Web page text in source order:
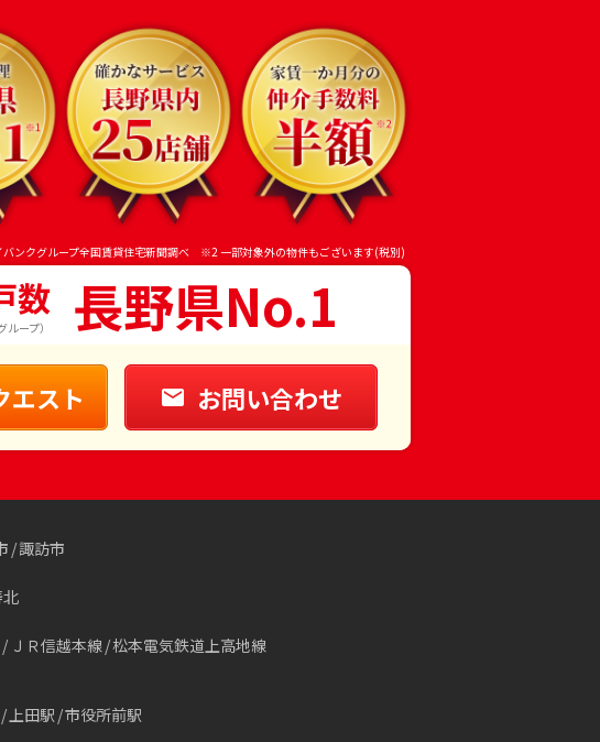
ンクグループ全国賃貸住宅新聞調べ ※2 一部対象外の物件もございます(税別)
数
ープ） 長野県No.1
エスト お問い合わせ
諏訪市
ＪＲ信越本線 松本電気鉄道上高地線
上田駅 市役所前駅